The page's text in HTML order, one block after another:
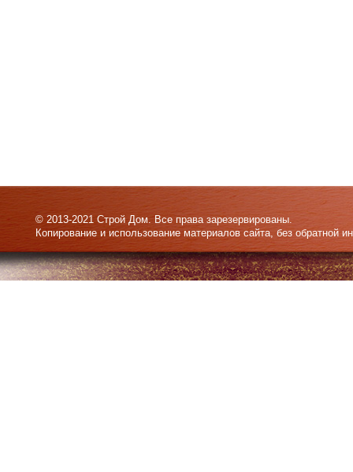
© 2013-2021 Строй Дом. Все права зарезервированы.
Копирование и использование материалов сайта, без обратной